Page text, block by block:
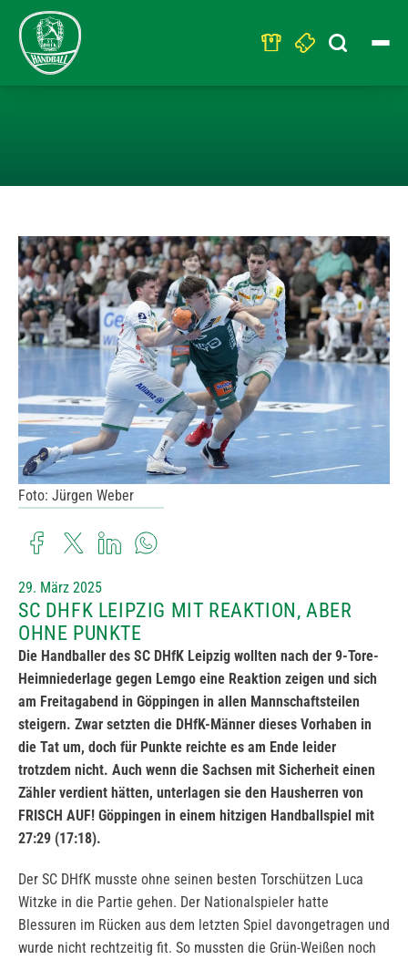
Search
for:
Foto: Jürgen Weber
29. März 2025
SC DHFK LEIPZIG MIT REAKTION, ABER
OHNE PUNKTE
Die Handballer des SC DHfK Leipzig wollten nach der 9-Tore-
Heimniederlage gegen Lemgo eine Reaktion zeigen und sich
am Freitagabend in Göppingen in allen Mannschaftsteilen
steigern. Zwar setzten die DHfK-Männer dieses Vorhaben in
die Tat um, doch für Punkte reichte es am Ende leider
trotzdem nicht. Auch wenn die Sachsen mit Sicherheit einen
Zähler verdient hätten, unterlagen sie den Hausherren von
FRISCH AUF! Göppingen in einem hitzigen Handballspiel mit
27:29 (17:18).
Der SC DHfK musste ohne seinen besten Torschützen Luca
Witzke in die Partie gehen. Der Nationalspieler hatte
Blessuren im Rücken aus dem letzten Spiel davongetragen und
wurde nicht rechtzeitig fit. So mussten die Grün-Weißen noch